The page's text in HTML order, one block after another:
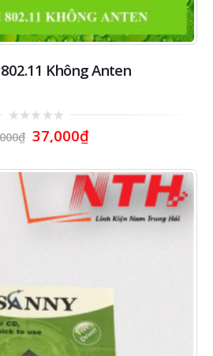
Không Anten
out₫ 37,000₫